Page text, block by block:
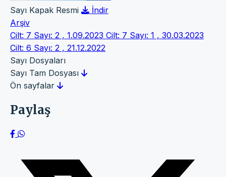
Sayı Kapak Resmi
İndir
Arşiv
Cilt: 7 Sayı: 2 , 1.09.2023 Cilt: 7 Sayı: 1 , 30.03.2023
Cilt: 6 Sayı: 2 , 21.12.2022
Sayı Dosyaları
Sayı Tam Dosyası
Ön sayfalar
Paylaş